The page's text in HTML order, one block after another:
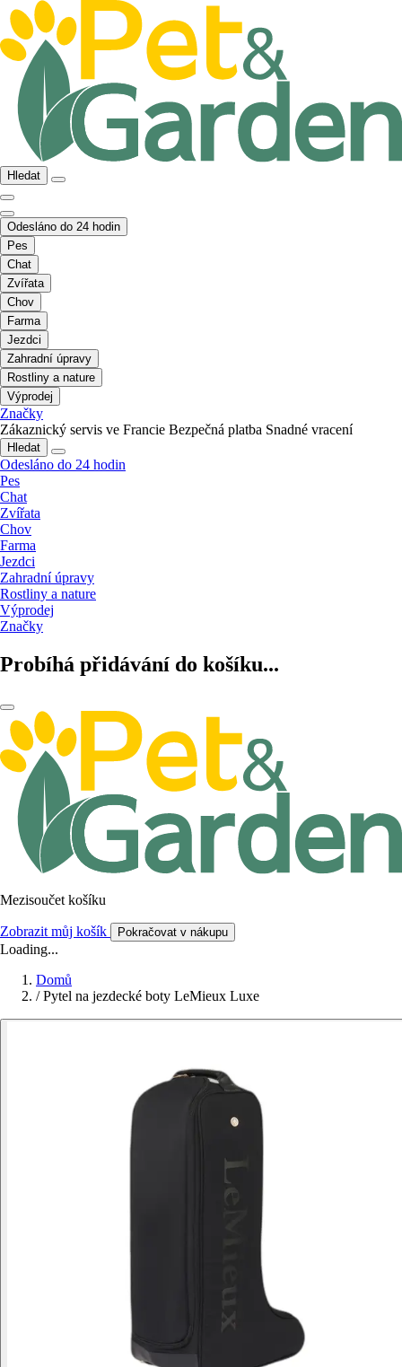
Hledat
Odesláno do 24 hodin
Pes
Chat
Zvířata
Chov
Farma
Jezdci
Zahradní úpravy
Rostliny a nature
Výprodej
Značky
Zákaznický servis ve Francie Bezpečná platba Snadné vracení
Hledat
Odesláno do 24 hodin
Pes
Chat
Zvířata
Chov
Farma
Jezdci
Zahradní úpravy
Rostliny a nature
Výprodej
Značky
Probíhá přidávání do košíku...
Mezisoučet košíku
Zobrazit můj košík Pokračovat v nákupu
Loading...
Domů
/ Pytel na jezdecké boty LeMieux Luxe